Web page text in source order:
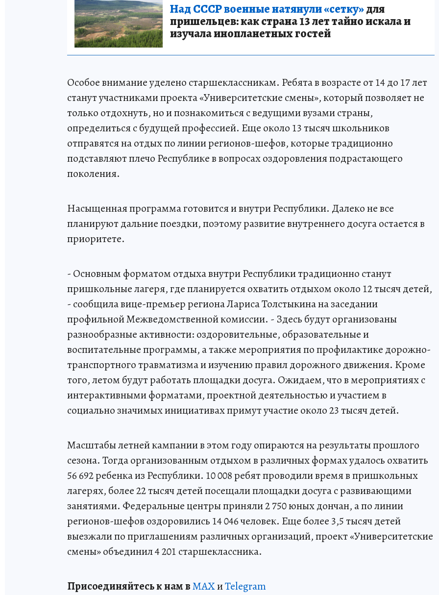
Над СССР военные натянули «сетку»для
пришельцев: как страна 13 лет тайно искала и
изучала инопланетных гостей
Особое внимание уделено старшеклассникам. Ребята в возрасте от 14 до 17 лет
станут участниками проекта «Университетские смены», который позволяет не
только отдохнуть, но и познакомиться с ведущими вузами страны,
определиться с будущей профессией. Еще около 13 тысяч школьников
отправятся на отдых по линии регионов-шефов, которые традиционно
подставляют плечо Республике в вопросах оздоровления подрастающего
поколения.
Насыщенная программа готовится и внутри Республики. Далеко не все
планируют дальние поездки, поэтому развитие внутреннего досуга остается в
приоритете.
- Основным форматом отдыха внутри Республики традиционно станут
пришкольные лагеря, где планируется охватить отдыхом около 12 тысяч детей,
- сообщила вице-премьер региона Лариса Толстыкина на заседании
профильной Межведомственной комиссии. - Здесь будут организованы
разнообразные активности: оздоровительные, образовательные и
воспитательные программы, а также мероприятия по профилактике дорожно-
транспортного травматизма и изучению правил дорожного движения. Кроме
того, летом будут работать площадки досуга. Ожидаем, что в мероприятиях с
интерактивными форматами, проектной деятельностью и участием в
социально значимых инициативах примут участие около 23 тысяч детей.
Масштабы летней кампании в этом году опираются на результаты прошлого
сезона. Тогда организованным отдыхом в различных формах удалось охватить
56 692 ребенка из Республики. 10 008 ребят проводили время в пришкольных
лагерях, более 22 тысяч детей посещали площадки досуга с развивающими
занятиями. Федеральные центры приняли 2 750 юных дончан, а по линии
регионов-шефов оздоровились 14 046 человек. Еще более 3,5 тысяч детей
выезжали по приглашениям различных организаций, проект «Университетские
смены» объединил 4 201 старшеклассника.
Присоединяйтесь к нам вMAXиTelegram